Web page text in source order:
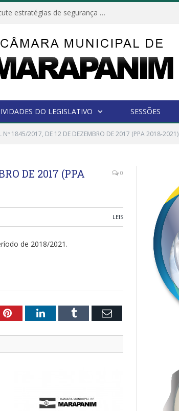
Câmara Municipal de Marapanim discute estratégias de segurança com autoridades e poder executivo
DO LEGISLATIVO SESSÕES
Nº 1845/2017, DE 12 DE DEZEMBRO DE 2017 (PPA 2018-2021)
DE 2017 (PPA
0
LEIS
de 2018/2021.
PinterestLinkedInTumblr Email